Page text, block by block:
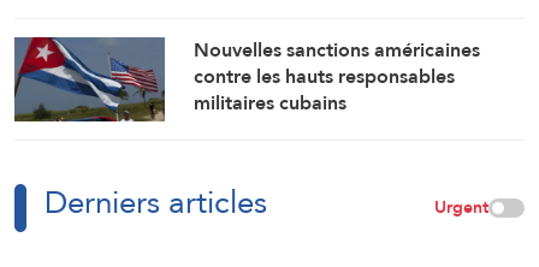
Nouvelles sanctions américaines
contre les hauts responsables
militaires cubains
Derniers articles Urgent